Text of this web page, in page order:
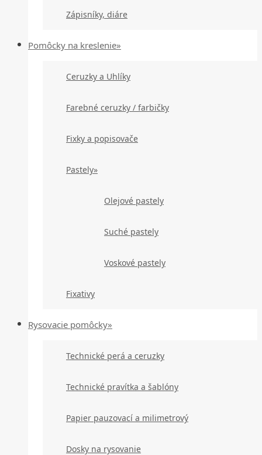
Zápisníky, diáre
Pomôcky na kreslenie»
Ceruzky a Uhlíky
Farebné ceruzky / farbičky
Fixky a popisovače
Pastely»
Olejové pastely
Suché pastely
Voskové pastely
Fixativy
Rysovacie pomôcky»
Technické perá a ceruzky
Technické pravítka a šablóny
Papier pauzovací a milimetrový
Dosky na rysovanie